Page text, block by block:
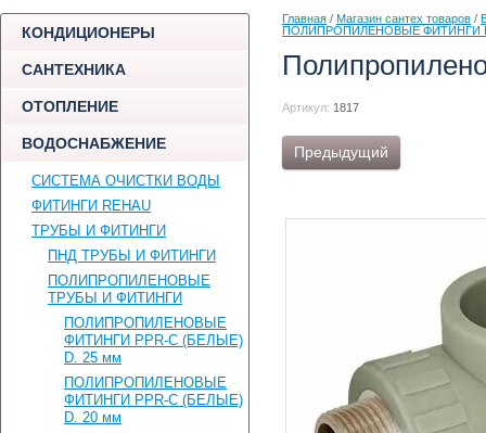
КОНДИЦИОНЕРЫ
САНТЕХНИКА
ОТОПЛЕНИЕ
ВОДОСНАБЖЕНИЕ
СИСТЕМА ОЧИСТКИ ВОДЫ
ФИТИНГИ REHAU
ТРУБЫ И ФИТИНГИ
ПНД ТРУБЫ И ФИТИНГИ
ПОЛИПРОПИЛЕНОВЫЕ
ТРУБЫ И ФИТИНГИ
ПОЛИПРОПИЛЕНОВЫЕ
ФИТИНГИ PPR-C (БЕЛЫЕ)
D. 25 мм
ПОЛИПРОПИЛЕНОВЫЕ
ФИТИНГИ PPR-C (БЕЛЫЕ)
D. 20 мм
Главная / Магазин сантех товаров /
ПОЛИПРОПИЛЕНОВЫЕ ФИТИНГИ
Артикул: 1817
Предыдущий